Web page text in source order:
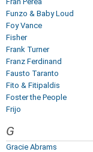
Funzo & Baby Loud
Foy Vance
Fisher
Frank Turner
Franz Ferdinand
Fausto Taranto
Fito & Fitipaldis
Foster the People
Frijo
G
Gracie Abrams